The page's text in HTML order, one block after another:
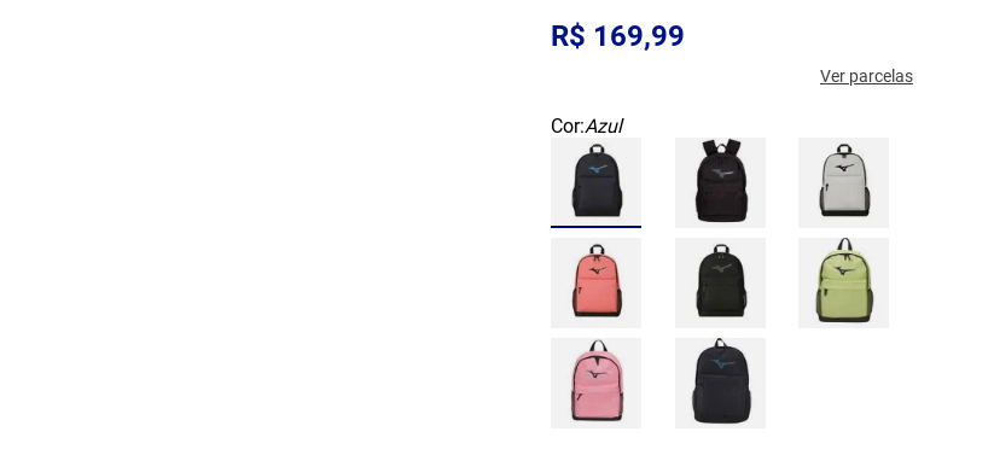
R$ 169,99
Ver parcelas
Cor:Azul